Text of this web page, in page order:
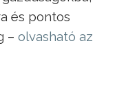
és pontos
– olvasható az